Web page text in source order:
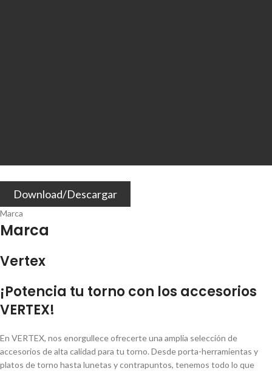
Download/Descargar
Marca
Marca
Vertex
¡Potencia tu torno con los accesorios
VERTEX!
En VERTEX, nos enorgullece ofrecerte una amplia selección de
accesorios de alta calidad para tu torno. Desde porta-herramientas y
platos de torno hasta lunetas y contrapuntos, tenemos todo lo que